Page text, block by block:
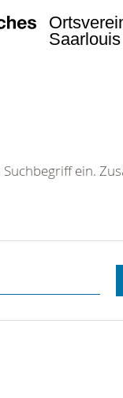
Saarlouis
ein.